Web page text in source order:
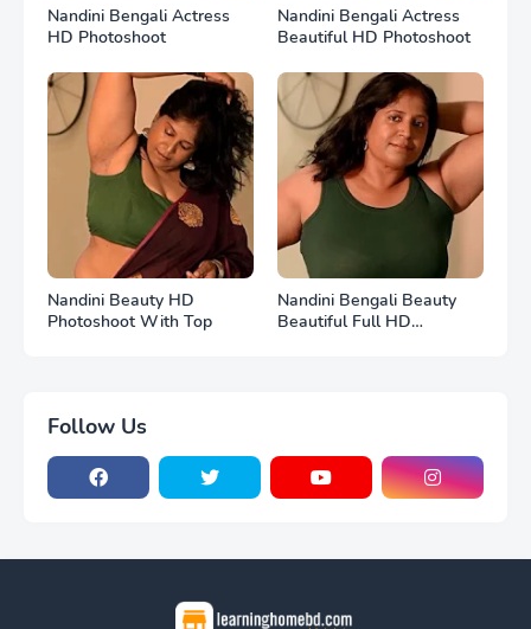
Nandini Bengali Actress
HD Photoshoot
Nandini Bengali Actress
Beautiful HD Photoshoot
Nandini Beauty HD
Photoshoot With Top
Nandini Bengali Beauty
Beautiful Full HD
Follow Us